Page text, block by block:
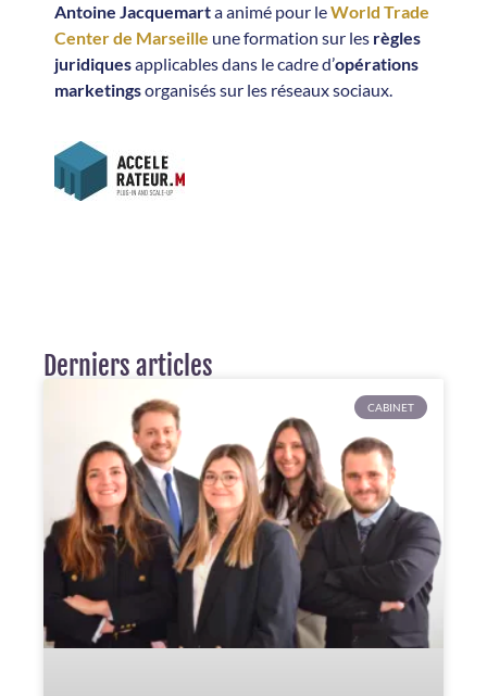
Antoine Jacquemarta animé pour leWorld Trade
Center de Marseille une formation sur les règles
juridiquesapplicables dans le cadre d’opérations
marketingsorganisés sur les réseaux sociaux.
Derniers articles
CABINET